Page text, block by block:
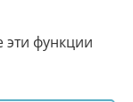
эти функции